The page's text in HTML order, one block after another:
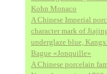
Kohn Monaco
A Chinese Imperial
character mark of
underglaze blue,
Bague «Jonquille»
A Chinese porcelain